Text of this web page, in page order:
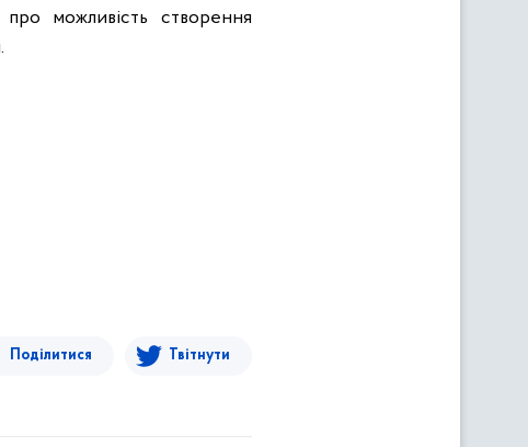
можливість створення
Поділитися Твітнути